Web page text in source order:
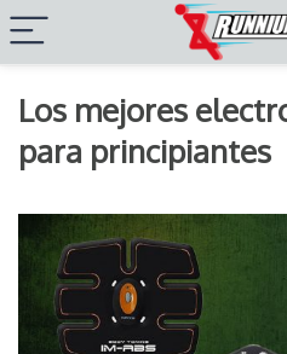
Los mejores
para principiantes